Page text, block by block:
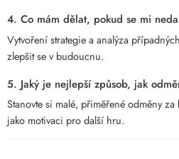
4. Co mám dělat, pokud se mi
Vytvoření strategie a analýza
zlepšit se v budoucnu.
5. Jaký je nejlepší způsob, jak
Stanovte si malé, přiměřené odměny
jako motivaci pro další hru.